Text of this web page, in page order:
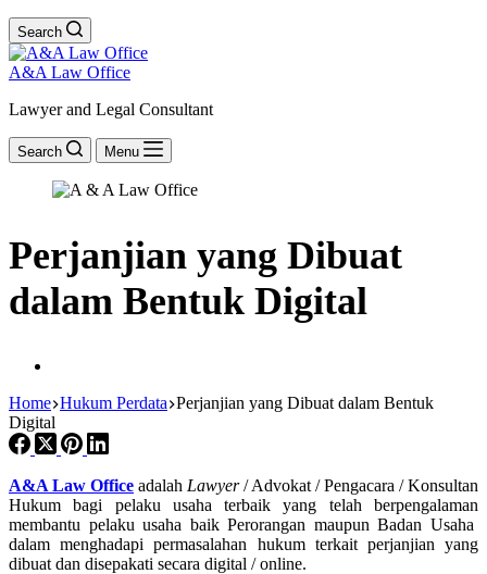
Search
A&A Law Office
Lawyer and Legal Consultant
Search Menu
Perjanjian yang Dibuat
dalam Bentuk Digital
Home Hukum Perdata Perjanjian yang Dibuat dalam Bentuk
Digital
A&A Law Office adalah Lawyer/ Advokat / Pengacara / Konsultan
Hukum bagi pelaku usaha terbaik yang telah berpengalaman
membantu pelaku usaha baik Perorangan maupun Badan Usaha
dalam menghadapi permasalahan hukum terkait perjanjian yang
dibuat dan disepakati secara digital / online.